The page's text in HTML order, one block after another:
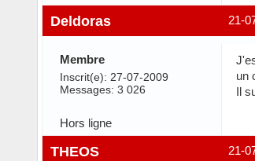
21-
Deldoras
Membre
Inscrit(e): 27-07-2009
Messages: 3 026
un
Il
Hors ligne
21-
THEOS